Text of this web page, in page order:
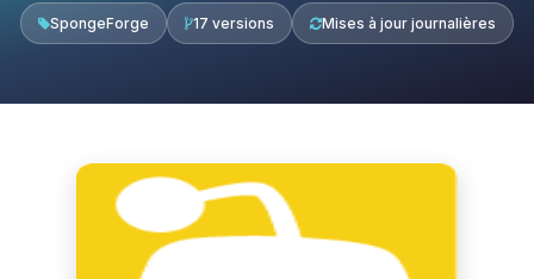
SpongeForge 17 versions Mises à jour journalières